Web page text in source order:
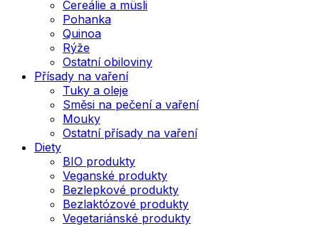
Cereálie a müsli
Pohanka
Quinoa
Rýže
Ostatní obiloviny
Přísady na vaření
Tuky a oleje
Směsi na pečení a vaření
Mouky
Ostatní přísady na vaření
Diety
BIO produkty
Veganské produkty
Bezlepkové produkty
Bezlaktózové produkty
Vegetariánské produkty